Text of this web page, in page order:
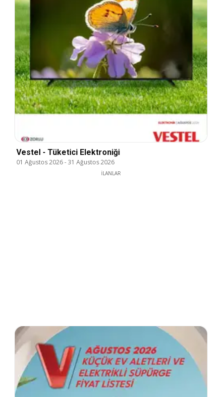
Vestel - Tüketici Elektroniği
01 Ağustos 2026-31 Ağustos 2026
İLANLAR